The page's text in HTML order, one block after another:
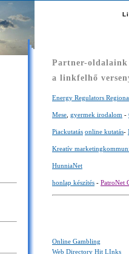
Partner-oldalaink
a linkfelhő
Energy Regulators
Mese gyermek irodalom -
Piackutatás online kutatás-
Kreatív
HunniaNet
honlap készítés - PatroNet
Online Gambling
Web Directory Hit LInks